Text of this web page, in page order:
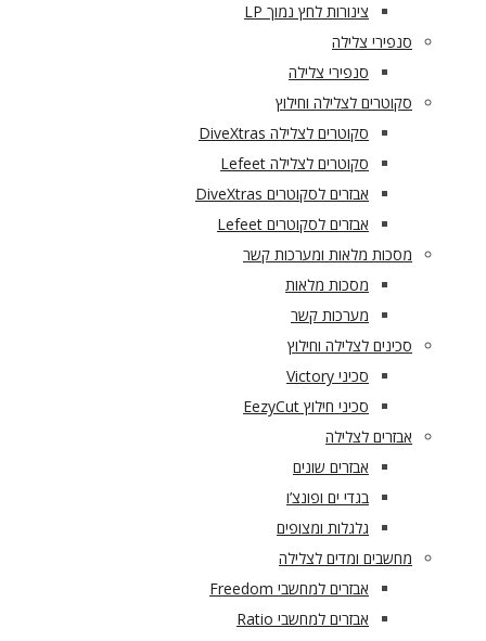
צינורות לחץ נמוך LP
סנפירי צלילה
סנפירי צלילה
סקוטרים לצלילה וחילוץ
סקוטרים לצלילה DiveXtras
סקוטרים לצלילה Lefeet
אבזרים לסקוטרים DiveXtras
אבזרים לסקוטרים Lefeet
מסכות מלאות ומערכות קשר
מסכות מלאות
מערכות קשר
סכינים לצלילה וחילוץ
סכיני Victory
סכיני חילוץ EezyCut
אבזרים לצלילה
אבזרים שונים
בגדי ים ופונצ’ו
גלגלות ומצופים
מחשבים ומדים לצלילה
אבזרים למחשבי Freedom
אבזרים למחשבי Ratio